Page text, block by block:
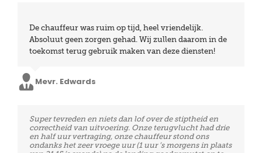
We waren zeer tevreden over de stiptheid en de
vriendelijkheid van de chauffeurs. Bij aankomst had ik
problemen omdat de baggage niet mee was. De
het zelf een beetje genant omdat hij extra moest
wachten. We hebben al meermaals geboekt met Taxi
Mevr. Viot
De chauffeur was ruim op tijd, heel vriendelijk.
Absoluut geen zorgen gehad. Wij zullen daarom in de
toekomst terug gebruik maken van deze diensten!
Mevr. Edwards
Vriendelijke chauffeurs, perfecte timing en quasi prijs
een stuk goedkoper dan sommige andere firma’s. Ik
kan de firma ten zeerste aanbevelen aan mensen die
een beroep moeten doen op luchthavenvervoer. we
Super tevreden en niets dan lof over de stiptheid en
correctheid van uitvoering. Onze terugvlucht had drie
en half uur vertraging, onze chauffeur stond ons
ondanks het zeer vroege uur (1 uur ’s morgens in plaats